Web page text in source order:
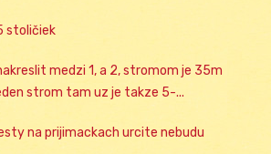
stoličiek
medzi 1, a 2, stromom je 35m
strom tam uz je takze 5-...
na prijimackach urcite nebudu